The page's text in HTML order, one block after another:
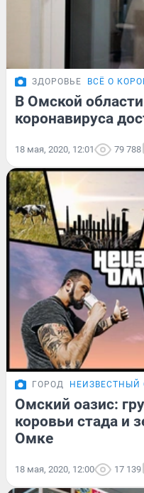
ЗДОРОВЬЕ ВСЁ О
В Омской
коронавируса
18 мая, 2020, 12:01 79 788
ГОРОД НЕИЗВЕСТНЫЙ
Омский оазис:
коровьи стада и
Омке
18 мая, 2020, 12:00 17 139